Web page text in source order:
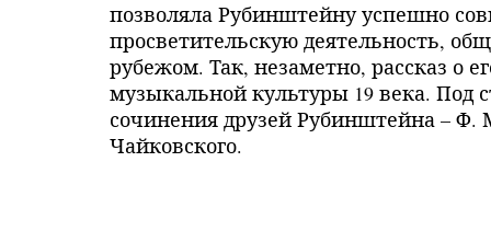
позволяла Рубинштейну успешно
просветительскую деятельность,
рубежом. Так, незаметно, рассказ о
музыкальной культуры 19 века. Под
сочинения друзей Рубинштейна –
Чайковского.